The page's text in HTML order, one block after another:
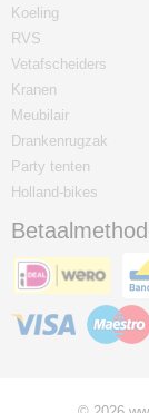
Koeling
RVS
Vetafscheiders
Kranen
Meubilair
Drankenrugzak
Party tenten
Holland-bikes